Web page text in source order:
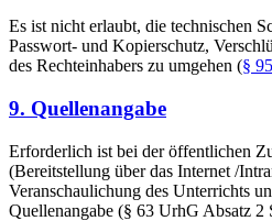
Es ist nicht erlaubt, die technischen
Passwort- und Kopierschutz,
des Rechteinhabers zu umgehen (§
9. Quellenangabe
Erforderlich ist bei der öffentlichen
(Bereitstellung über das Internet /
Veranschaulichung des Unterrichts
Quellenangabe (§ 63 UrhG Absatz 2